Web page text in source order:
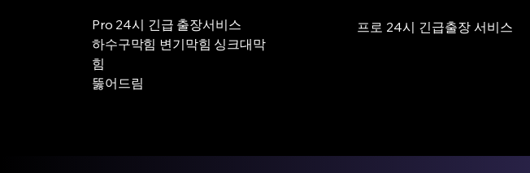
Pro 24시 긴급 출장서비스
하수구막힘 변기막힘 싱크대막
힘
뚫어드림
프로 24시 긴급출장 서비스